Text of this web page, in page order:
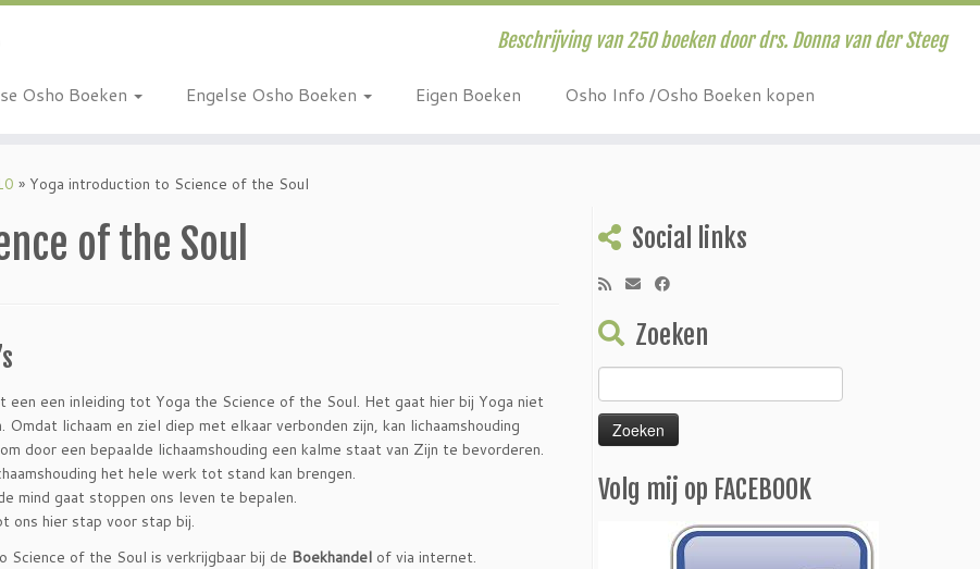
Beschrijving van 250 boeken door drs. Donna van der Steeg
Osho Boeken Engelse Osho Boeken Eigen Boeken Osho Info /Osho Boeken kopen
» Yoga introduction to Science of the Soul
of the Soul
een inleiding tot Yoga the Science of the Soul. Het gaat hier bij Yoga niet
Omdat lichaam en ziel diep met elkaar verbonden zijn, kan lichaamshouding
door een bepaalde lichaamshouding een kalme staat van Zijn te bevorderen.
het hele werk tot stand kan brengen.
mind gaat stoppen ons leven te bepalen.
ons hier stap voor stap bij.
of the Soul is verkrijgbaar bij de Boekhandel of via internet.
Social links
Zoeken
naar:
Volg mij op FACEBOOK